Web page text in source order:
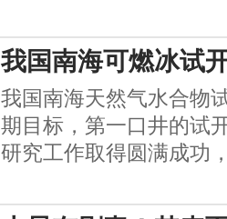
我国南海可燃冰试
我国南海天然气水合物
期目标，第一口井的试
研究工作取得圆满成功